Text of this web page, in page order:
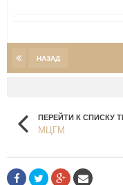
НАЗАД
ПЕРЕЙТИ К СПИСКУ
МЦГМ